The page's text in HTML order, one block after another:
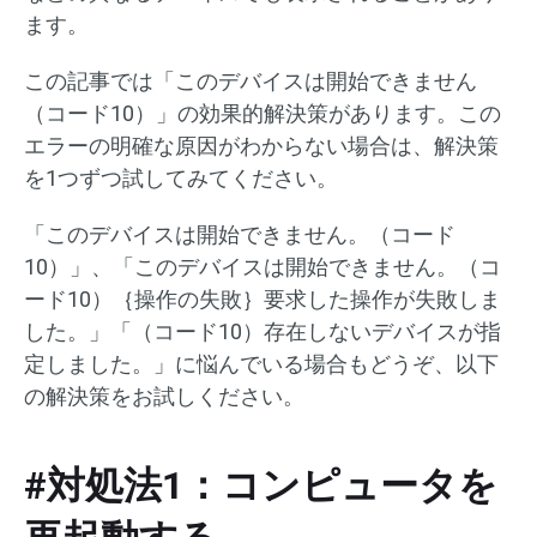
ます。
この記事では「このデバイスは開始できません
（コード10）」の効果的解決策があります。この
エラーの明確な原因がわからない場合は、解決策
を1つずつ試してみてください。
「このデバイスは開始できません。（コード
10）」、「このデバイスは開始できません。（コ
ード10）｛操作の失敗｝要求した操作が失敗しま
した。」「（コード10）存在しないデバイスが指
定しました。」に悩んでいる場合もどうぞ、以下
の解決策をお試しください。
#対処法1：コンピュータを